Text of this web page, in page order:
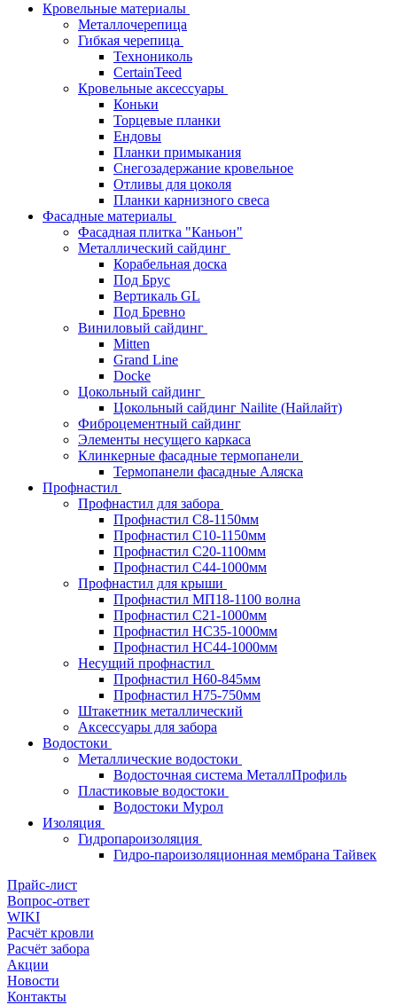
Кровельные материалы
Металлочерепица
Гибкая черепица
Технониколь
CertainTeed
Кровельные аксессуары
Коньки
Торцевые планки
Ендовы
Планки примыкания
Снегозадержание кровельное
Отливы для цоколя
Планки карнизного свеса
Фасадные материалы
Фасадная плитка "Каньон"
Металлический сайдинг
Корабельная доска
Под Брус
Вертикаль GL
Под Бревно
Виниловый сайдинг
Mitten
Grand Line
Docke
Цокольный сайдинг
Цокольный сайдинг Nailite (Найлайт)
Фиброцементный сайдинг
Элементы несущего каркаса
Клинкерные фасадные термопанели
Термопанели фасадные Аляска
Профнастил
Профнастил для забора
Профнастил С8-1150мм
Профнастил С10-1150мм
Профнастил С20-1100мм
Профнастил С44-1000мм
Профнастил для крыши
Профнастил МП18-1100 волна
Профнастил С21-1000мм
Профнастил HC35-1000мм
Профнастил НС44-1000мм
Несущий профнастил
Профнастил Н60-845мм
Профнастил H75-750мм
Штакетник металлический
Аксессуары для забора
Водостоки
Металлические водостоки
Водосточная система МеталлПрофиль
Пластиковые водостоки
Водостоки Мурол
Изоляция
Гидропароизоляция
Гидро-пароизоляционная мембрана Тайвек
Прайс-лист
Вопрос-ответ
WIKI
Расчёт кровли
Расчёт забора
Акции
Новости
Контакты